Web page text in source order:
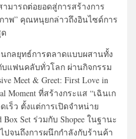
มารถต่อยอดสู่การสร้างการ
าพ” คุณหนุยกล่าวถึงอินไซด์การ
นกลยุทธ์การตลาดแบบผสานทั้ง
แฟนคลับทั่วโลก ผ่านกิจกรรม
Meet & Greet: First Love in
Moment ที่สร้างกระแส “เฉินเก
เร็ว ตั้งแต่การเปิดจำหน่าย
Box Set ร่วมกับ Shopee ในฐานะ
จนถึงการผนึกกำลังกับร้านค้า